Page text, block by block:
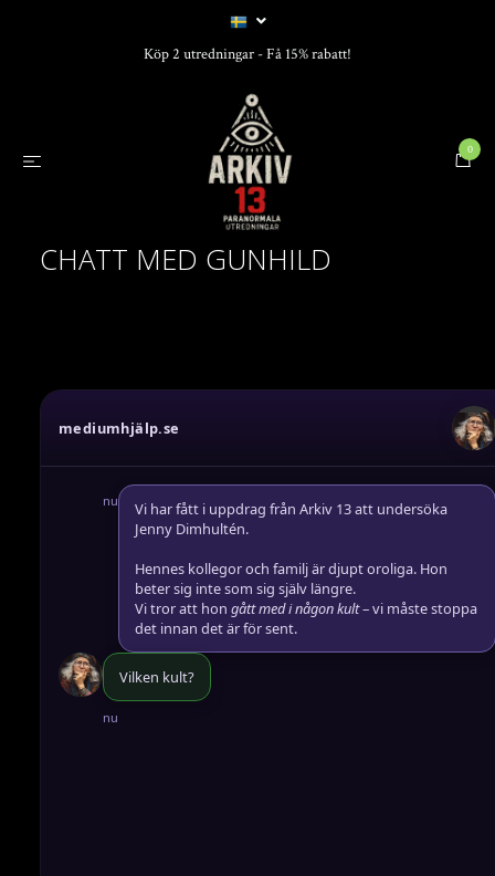
Köp 2 utredningar - Få 15% rabatt!
0
CHATT MED GUNHILD
mediumhjälp.se
Vi har fått i uppdrag från Arkiv 13att undersöka
Jenny Dimhultén.
Hennes kollegor och familj är djupt oroliga. Hon
beter sig inte som sig själv längre.
Vi tror att hon gått med i någon kult– vi måste stoppa
det innan det är för sent.
nu
Vilken kult?
nu